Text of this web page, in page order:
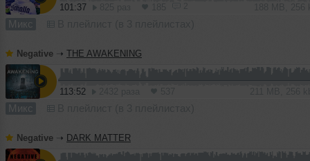
101:37
Микс
Negative ➝ THE AWAKENING
113:52
Микс
Negative ➝ DARK MATTER